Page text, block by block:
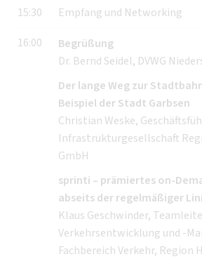
15:30
Empfang und Networking
16:00
Begrüßung
Dr. Bernd Seidel, DVWG
Der lange Weg zur
Beispiel der Stadt Garbsen
Christian Weske,
Infrastrukturgesellschaft
GmbH
sprinti – prämiertes on-
abseits der regelmäßiger
Klaus Geschwinder,
Verkehrsentwicklung und -
Fachbereich Verkehr, Region